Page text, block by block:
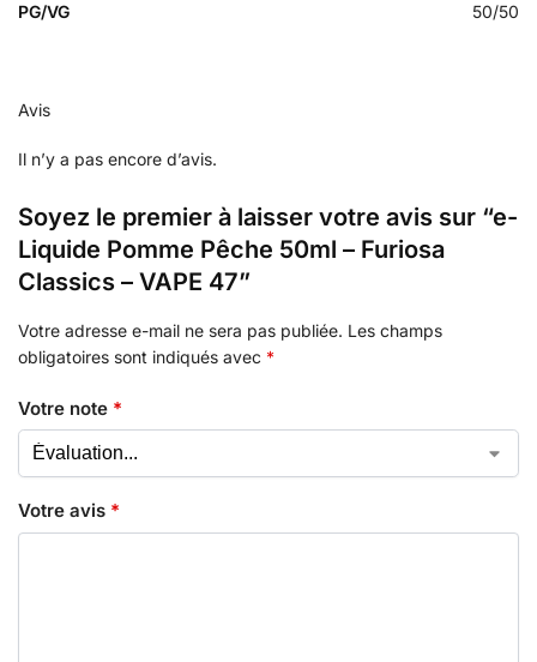
PG/VG 50/50
Avis
Il n’y a pas encore d’avis.
Soyez le premier à laisser votre avis sur “e-
Liquide Pomme Pêche 50ml – Furiosa
Classics – VAPE 47”
Votre adresse e-mail ne sera pas publiée. Les champs
obligatoires sont indiqués avec *
Votre note *
Votre avis *